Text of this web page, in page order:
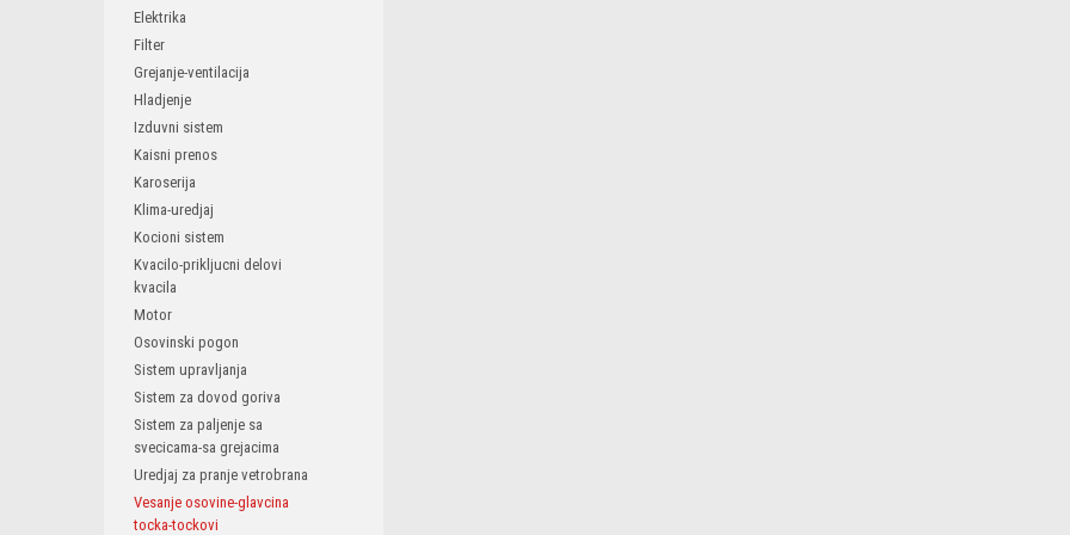
Elektrika
Filter
Grejanje-ventilacija
Hladjenje
Izduvni sistem
Kaisni prenos
Karoserija
Klima-uredjaj
Kocioni sistem
Kvacilo-prikljucni delovi
kvacila
Motor
Osovinski pogon
Sistem upravljanja
Sistem za dovod goriva
Sistem za paljenje sa
svecicama-sa grejacima
Uredjaj za pranje vetrobrana
Vesanje osovine-glavcina
tocka-tockovi
6Q0411315F / 6Q0411315B